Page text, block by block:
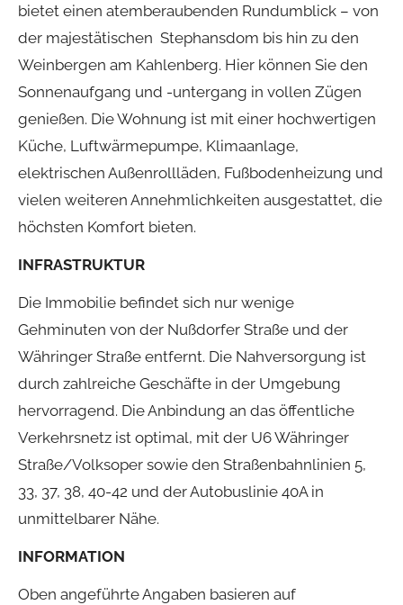
bietet einen atemberaubenden Rundumblick – von
der majestätischen Stephansdom bis hin zu den
Weinbergen am Kahlenberg. Hier können Sie den
Sonnenaufgang und -untergang in vollen Zügen
genießen. Die Wohnung ist mit einer hochwertigen
Küche, Luftwärmepumpe, Klimaanlage,
elektrischen Außenrollläden, Fußbodenheizung und
vielen weiteren Annehmlichkeiten ausgestattet, die
höchsten Komfort bieten.
INFRASTRUKTUR
Die Immobilie befindet sich nur wenige
Gehminuten von der Nußdorfer Straße und der
Währinger Straße entfernt. Die Nahversorgung ist
durch zahlreiche Geschäfte in der Umgebung
hervorragend. Die Anbindung an das öffentliche
Verkehrsnetz ist optimal, mit der U6 Währinger
Straße/Volksoper sowie den Straßenbahnlinien 5,
33, 37, 38, 40-42 und der Autobuslinie 40A in
unmittelbarer Nähe.
INFORMATION
Oben angeführte Angaben basieren auf